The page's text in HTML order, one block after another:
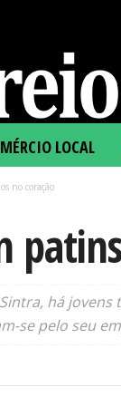
LOCAL
no coração
há
se pelo seu